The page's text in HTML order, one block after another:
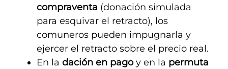
compraventa (donación simulada
para esquivar el retracto), los
comuneros pueden impugnarla y
ejercer el retracto sobre el precio real.
En la dación en pagoy en la permuta